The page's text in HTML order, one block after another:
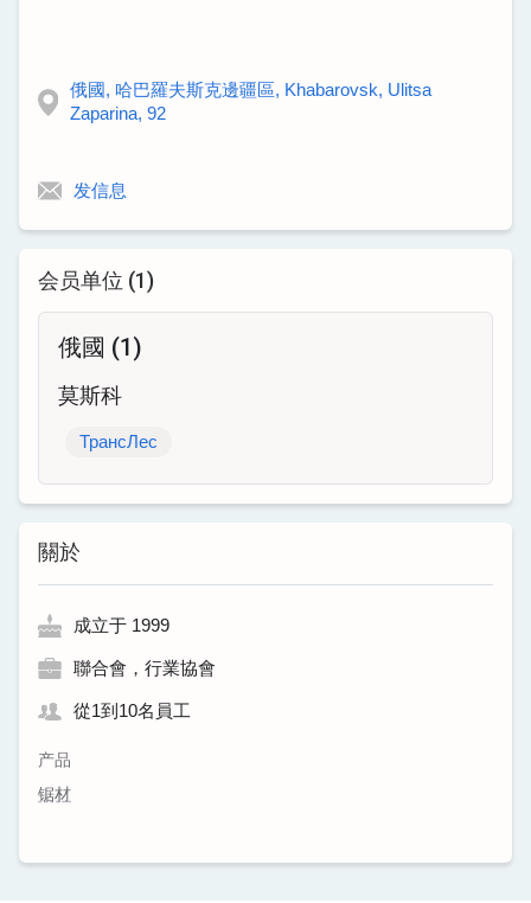
關於
成立于 1999
聯合會，行業協會
從1到10名員工
产品
锯材
俄國, 哈巴羅夫斯克邊疆區, Khabarovsk, Ulitsa
Zaparina, 92
发信息
会员单位 (1)
俄國 (1)
莫斯科
ТрансЛес